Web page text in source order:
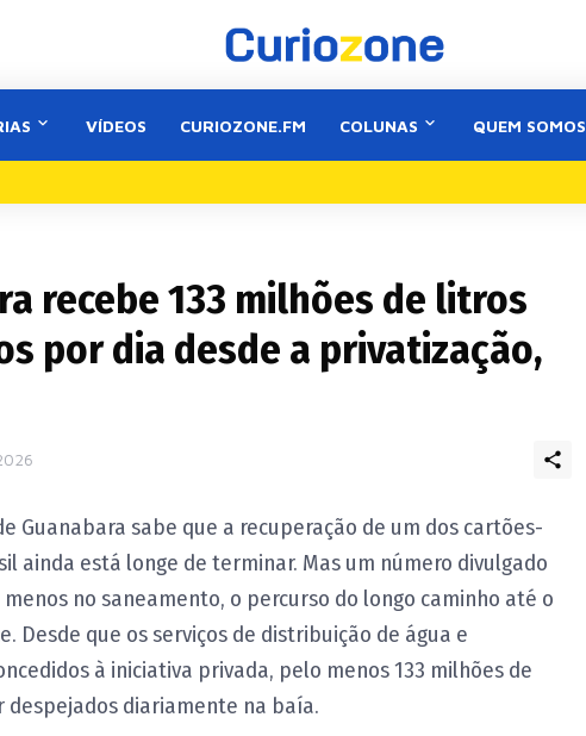
VÍDEOS CURIOZONE.FM COLUNAS QUEM SOMOS
recebe 133 milhões de litros
por dia desde a privatização,
Guanabara sabe que a recuperação de um dos cartões-
ainda está longe de terminar. Mas um número divulgado
no saneamento, o percurso do longo caminho até o
Desde que os serviços de distribuição de água e
à iniciativa privada, pelo menos 133 milhões de
despejados diariamente na baía.